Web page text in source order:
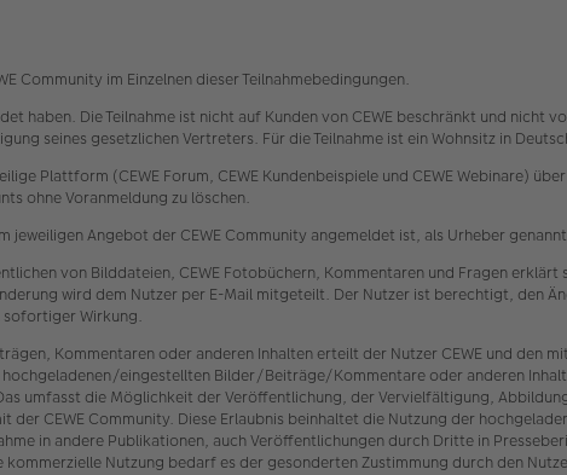
Community im Einzelnen dieser Teilnahmebedingungen.
haben. Die Teilnahme ist nicht auf Kunden von CEWE beschränkt und nicht
seines gesetzlichen Vertreters. Für die Teilnahme ist ein Wohnsitz in
Plattform (CEWE Forum, CEWE Kundenbeispiele und CEWE Webinare)
ohne Voranmeldung zu löschen.
Angebot der CEWE Community angemeldet ist, als Urheber
von Bilddateien, CEWE Fotobüchern, Kommentaren und Fragen erklärt
wird dem Nutzer per E-Mail mitgeteilt. Der Nutzer ist berechtigt, den
sofortiger Wirkung.
Kommentaren oder anderen Inhalten erteilt der Nutzer CEWE und den
eingestellten Bilder/Beiträge/Kommentare oder anderen
umfasst die Möglichkeit der Veröffentlichung, der Vervielfältigung,
der CEWE Community. Diese Erlaubnis beinhaltet die Nutzung der
in andere Publikationen, auch Veröffentlichungen durch Dritte in
Nutzung bedarf es der gesonderten Zustimmung durch den